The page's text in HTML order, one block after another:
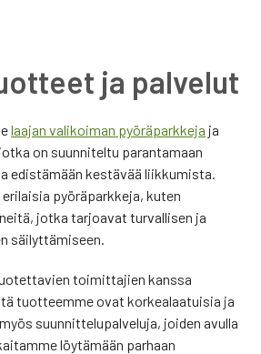
ja palvelut
laajan valikoiman pyöräparkkeja ja
on suunniteltu parantamaan
edistämään kestävää liikkumista.
pyöräparkkeja, kuten
jotka tarjoavat turvallisen ja
säilyttämiseen.
toimittajien kanssa
tuotteemme ovat korkealaatuisia ja
suunnittelupalveluja, joiden avulla
löytämään parhaan